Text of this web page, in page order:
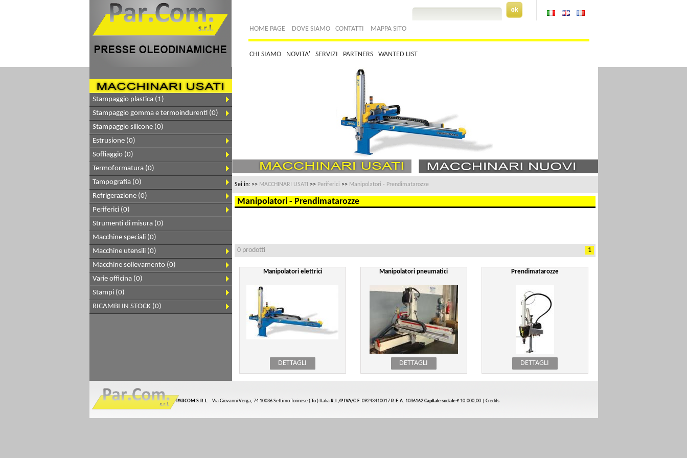
HOME PAGE DOVE SIAMO CONTATTI MAPPA SITO
CHI SIAMO NOVITA' SERVIZI PARTNERS WANTED LIST
Stampaggio plastica (1)
Stampaggio gomma e termoindurenti (0)
Stampaggio silicone (0)
Estrusione (0)
Soffiaggio (0)
Termoformatura (0)
Tampografia (0)
Refrigerazione (0)
Periferici (0)
Strumenti di misura (0)
Macchine speciali (0)
Macchine utensili (0)
Macchine sollevamento (0)
Varie officina (0)
Stampi (0)
RICAMBI IN STOCK (0)
Sei in: >> MACCHINARI USATI >> Periferici >> Manipolatori - Prendimatarozze
Manipolatori - Prendimatarozze
0 prodotti 1
Manipolatori elettrici
DETTAGLI
Manipolatori pneumatici
DETTAGLI
Prendimatarozze
DETTAGLI
PARCOM S.R.L. - Via Giovanni Verga, 74 10036 Settimo Torinese ( To ) Italia R.I./P.IVA/C.F. 09243410017 R.E.A. 1036162Capitale sociale€ 10.000,00 | Credits